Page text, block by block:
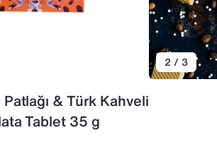
2 / 3
Patlağı & Türk Kahveli
Tablet 35 g